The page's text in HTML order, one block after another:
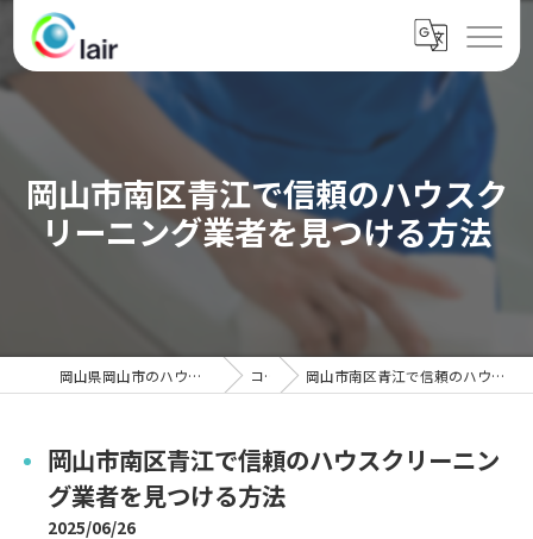
岡山市南区青江で信頼のハウスク
リーニング業者を見つける方法
岡山県岡山市のハウスクリーニングならクレール コラム 岡山市南区青江で信頼のハウスクリーニング業者を見つける方法
岡山市南区青江で信頼のハウスクリーニン
グ業者を見つける方法
2025/06/26